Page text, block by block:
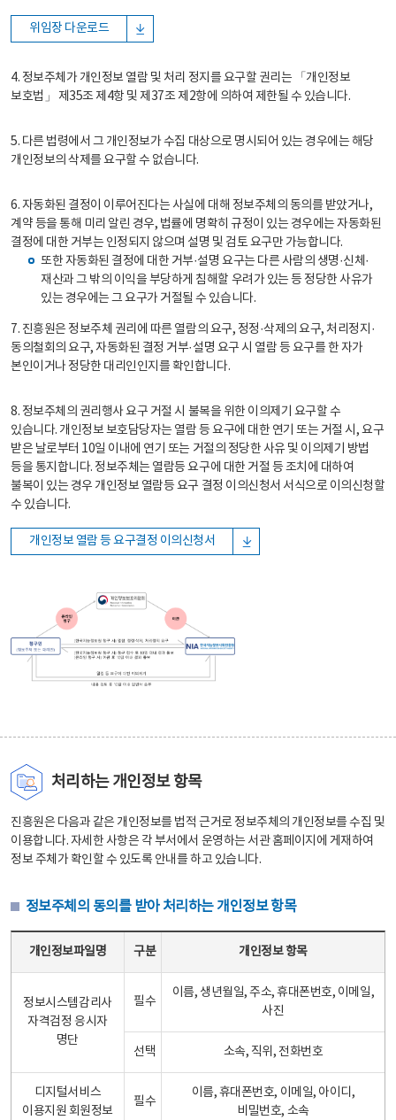
위임장 다운로드
4. 정보주체가 개인정보 열람 및 처리 정지를 요구할 권리는 「개인정보
보호법」 제35조 제4항 및 제37조 제2항에 의하여 제한될 수 있습니다.
5. 다른 법령에서 그 개인정보가 수집 대상으로 명시되어 있는 경우에는 해당
개인정보의 삭제를 요구할 수 없습니다.
6. 자동화된 결정이 이루어진다는 사실에 대해 정보주체의 동의를 받았거나,
계약 등을 통해 미리 알린 경우, 법률에 명확히 규정이 있는 경우에는 자동화된
결정에 대한 거부는 인정되지 않으며 설명 및 검토 요구만 가능합니다.
또한 자동화된 결정에 대한 거부·설명 요구는 다른 사람의 생명·신체·
재산과 그 밖의 이익을 부당하게 침해할 우려가 있는 등 정당한 사유가
있는 경우에는 그 요구가 거절될 수 있습니다.
7. 진흥원은 정보주체 권리에 따른 열람의 요구, 정정·삭제의 요구, 처리정지·
동의철회의 요구, 자동화된 결정 거부·설명 요구 시 열람 등 요구를 한 자가
본인이거나 정당한 대리인인지를 확인합니다.
8. 정보주체의 권리행사 요구 거절 시 불복을 위한 이의제기 요구할 수
있습니다. 개인정보 보호담당자는 열람 등 요구에 대한 연기 또는 거절 시, 요구
받은 날로부터 10일 이내에 연기 또는 거절의 정당한 사유 및 이의제기 방법
등을 통지합니다. 정보주체는 열람등 요구에 대한 거절 등 조치에 대하여
불복이 있는 경우 개인정보 열람등 요구 결정 이의신청서 서식으로 이의신청할
수 있습니다.
개인정보 열람 등 요구결정 이의신청서
처리하는 개인정보 항목
진흥원은 다음과 같은 개인정보를 법적 근거로 정보주체의 개인정보를 수집 및
이용합니다. 자세한 사항은 각 부서에서 운영하는 서관 홈페이지에 게재하여
정보 주체가 확인할 수 있도록 안내를 하고 있습니다.
정보주체의 동의를 받아 처리하는 개인정보 항목
개인정보파일명 구분 개인정보 항목
정보시스템감리사
자격검정 응시자
명단
필수
이름, 생년월일, 주소, 휴대폰번호, 이메일,
사진
선택 소속, 직위, 전화번호
디지털서비스
이용지원 회원정보
필수
이름, 휴대폰번호, 이메일, 아이디,
비밀번호, 소속